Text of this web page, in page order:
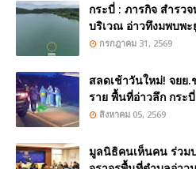
กระบี่ : ภารกิจ สำรว
บริเวณ อ่าวทึงมพบพ
กรกฎาคม 31, 2569
สลดเช้าวันใหม่! จยย
ราย พื้นที่อ่าวลึก กระบี่
สิงหาคม 05, 2569
มูลนิธิคนเห็นคน ร่ว